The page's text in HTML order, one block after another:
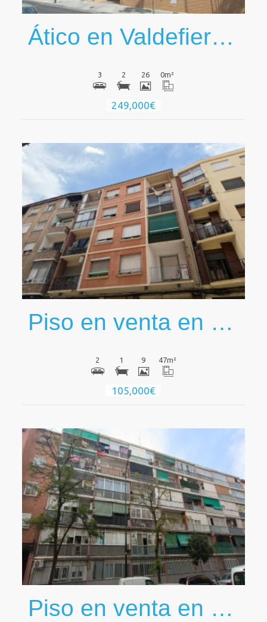
Ático en Valdefierro - ¡Tu Nuevo Hogar te Espera!
3 2 26 0m²
249,000€
Ver
Piso en venta en Don Pedro Luna
2 1 9 47m²
105,000€
Ver
Piso en venta en Calle del Escultor Palao